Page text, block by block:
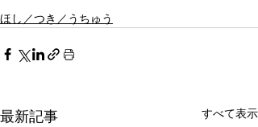
ほし／つき／うちゅう
最新記事 すべて表示